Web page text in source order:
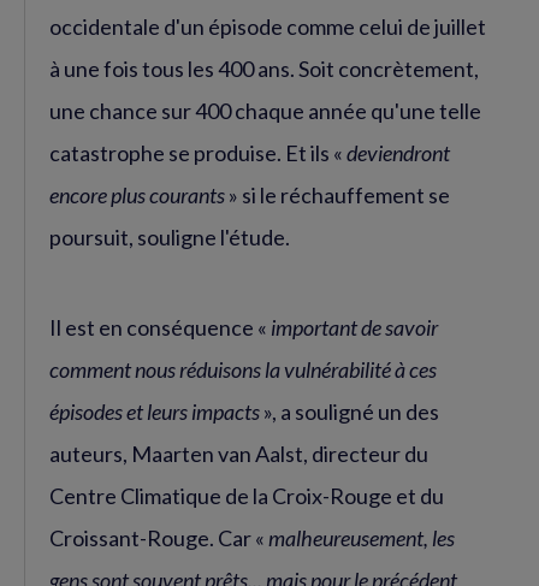
occidentale d'un épisode comme celui de juillet
à une fois tous les 400 ans. Soit concrètement,
une chance sur 400 chaque année qu'une telle
catastrophe se produise. Et ils «deviendront
encore plus courants» si le réchauffement se
poursuit, souligne l'étude.
Il est en conséquence « important de savoir
comment nous réduisons la vulnérabilité à ces
épisodes et leurs impacts», a souligné un des
auteurs, Maarten van Aalst, directeur du
Centre Climatique de la Croix-Rouge et du
Croissant-Rouge. Car « malheureusement, les
gens sont souvent prêts... mais pour le précédent